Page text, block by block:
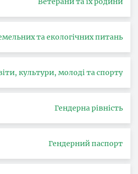
та екологічних питань
культури, молоді та спорту
Гендерна рівність
Гендерний паспорт